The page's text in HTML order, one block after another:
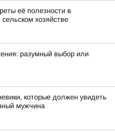
её полезности в
хозяйстве
разумный выбор или
которые должен увидеть
мужчина